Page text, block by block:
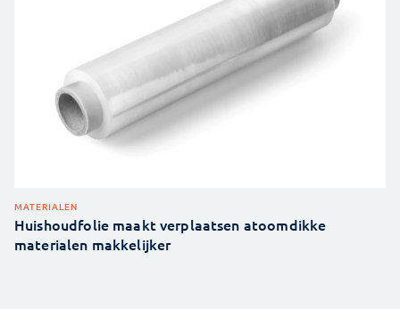
MATERIALEN
Huishoudfolie maakt verplaatsen atoomdikke
materialen makkelijker